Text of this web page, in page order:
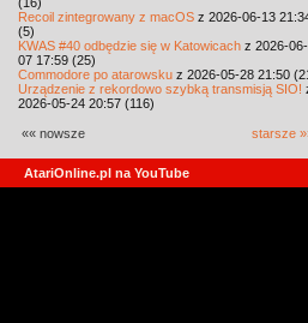
Recoil zintegrowany z macOS z 2026-06-13
(5)
KWAS #40 odbędzie się w Katowicach z 2026-06-
07 17:59 (25)
Commodore po atarowsku z 2026-05-28 21:50
Urządzenie z rekordowo szybką transmisją SIO!
2026-05-24 20:57 (116)
«« nowsze starsze
AtariOnline.pl na YouTube